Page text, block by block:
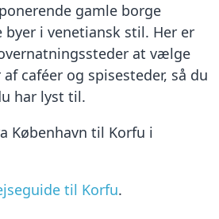
gamle borge
i venetiansk stil. Her er
at vælge
caféer og spisesteder, så du
har lyst til.
København til Korfu i
til Korfu.